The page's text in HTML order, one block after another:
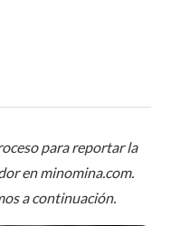
para reportar la
en minomina.com.
a continuación.